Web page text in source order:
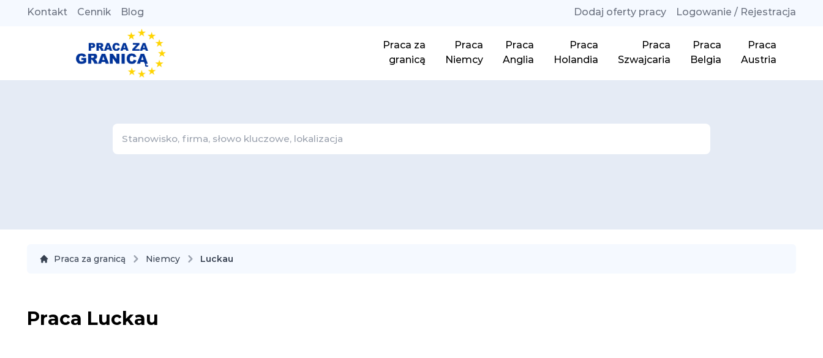
Kontakt Cennik Blog Dodaj oferty pracy Logowanie / Rejestracja
Praca za
granicą
Praca
Niemcy
Praca
Anglia
Praca
Holandia
Praca
Szwajcaria
Praca
Belgia
Praca
Austria
Praca za granicą Niemcy Luckau
Praca Luckau